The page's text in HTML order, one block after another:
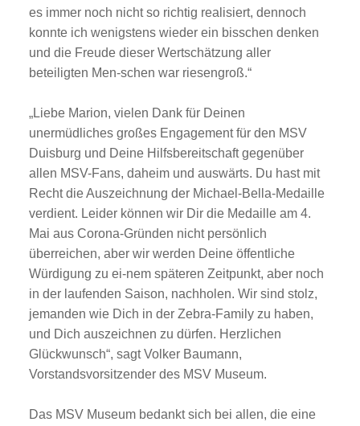
es immer noch nicht so richtig realisiert, dennoch
konnte ich wenigstens wieder ein bisschen denken
und die Freude dieser Wertschätzung aller
beteiligten Men-schen war riesengroß.“
„Liebe Marion, vielen Dank für Deinen
unermüdliches großes Engagement für den MSV
Duisburg und Deine Hilfsbereitschaft gegenüber
allen MSV-Fans, daheim und auswärts. Du hast mit
Recht die Auszeichnung der Michael-Bella-Medaille
verdient. Leider können wir Dir die Medaille am 4.
Mai aus Corona-Gründen nicht persönlich
überreichen, aber wir werden Deine öffentliche
Würdigung zu ei-nem späteren Zeitpunkt, aber noch
in der laufenden Saison, nachholen. Wir sind stolz,
jemanden wie Dich in der Zebra-Family zu haben,
und Dich auszeichnen zu dürfen. Herzlichen
Glückwunsch“, sagt Volker Baumann,
Vorstandsvorsitzender des MSV Museum.
Das MSV Museum bedankt sich bei allen, die eine